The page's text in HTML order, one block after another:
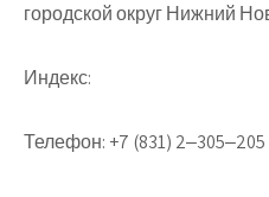
городской округ Нижний
Индекс:
Телефон: +7 (831)